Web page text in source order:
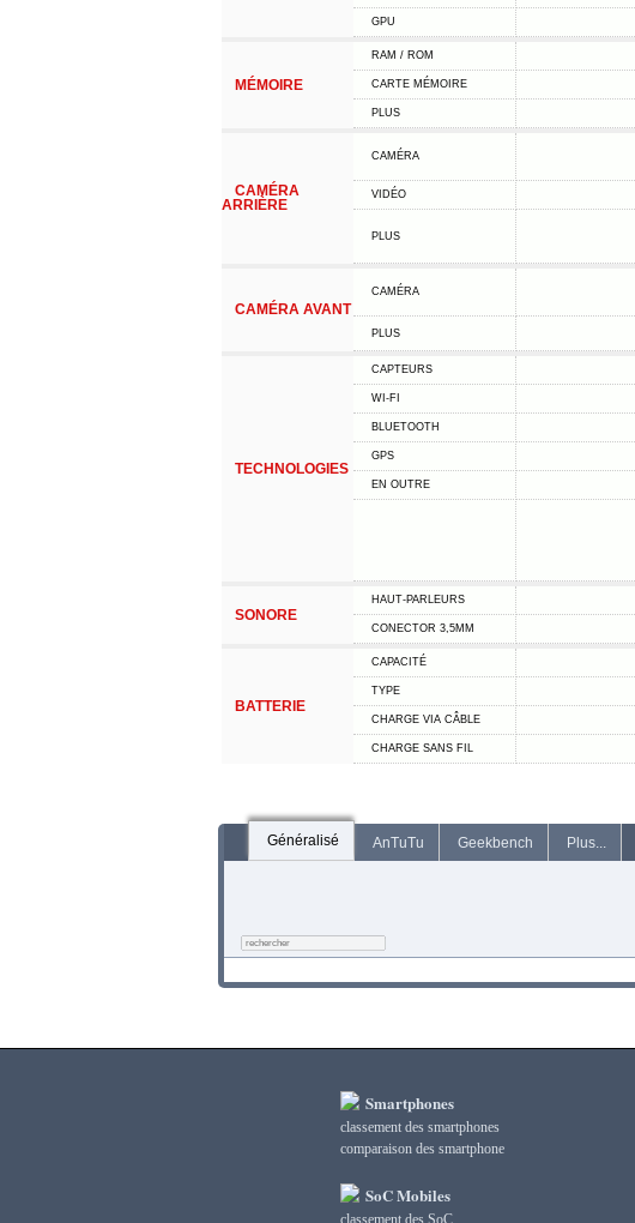
GPU
MÉMOIRE
RAM / ROM
CARTE MÉMOIRE
PLUS
CAMÉRA
ARRIÈRE
CAMÉRA
VIDÉO
PLUS
CAMÉRA AVANT
CAMÉRA
PLUS
TECHNOLOGIES
CAPTEURS
WI-FI
BLUETOOTH
GPS
EN OUTRE
SONORE
HAUT-PARLEURS
CONECTOR 3,5MM
BATTERIE
CAPACITÉ
TYPE
CHARGE VIA CÂBLE
CHARGE SANS FIL
Généralisé AnTuTu Geekbench Plus...
Smartphones
classement des smartphones
сomparaison des smartphone
SoC Mobiles
classement des SoC